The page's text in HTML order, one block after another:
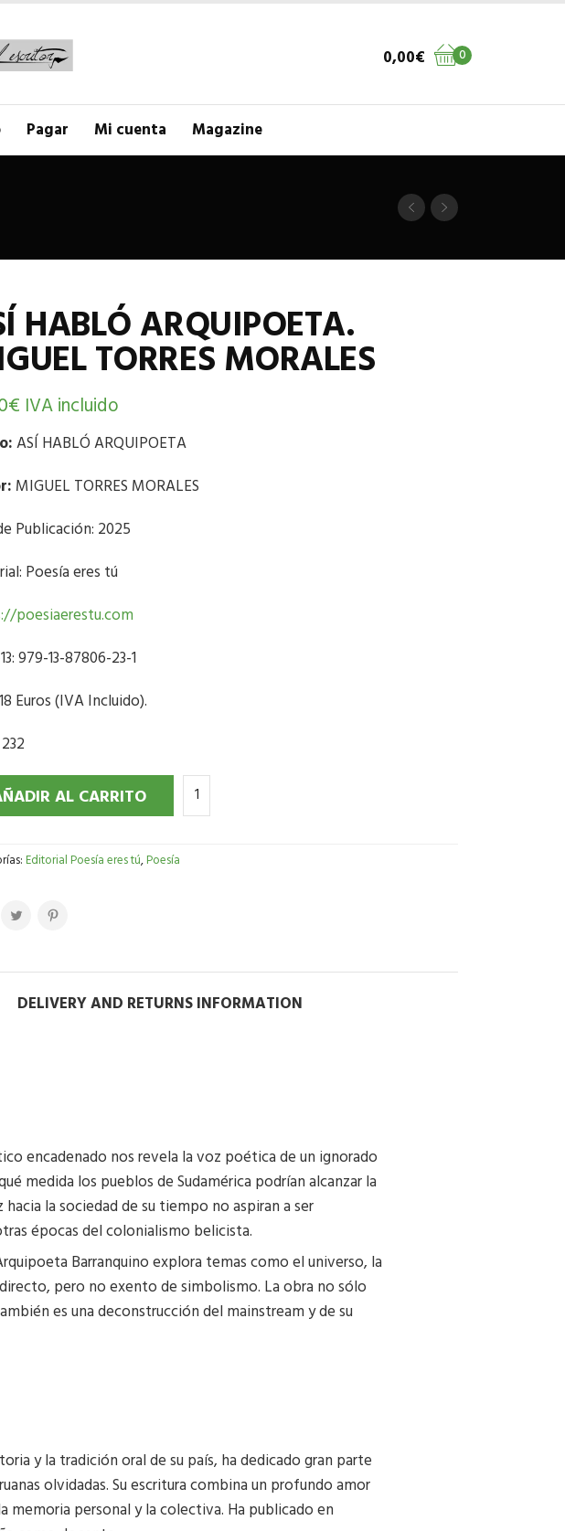
0
0,00€
Pagar Mi cuenta Magazine
HABLÓ ARQUIPOETA.
TORRES MORALES
€ IVA incluido
ASÍ HABLÓ ARQUIPOETA
MIGUEL TORRES MORALES
Publicación: 2025
Poesía eres tú
poesiaerestu.com
979-13-87806-23-1
Euros (IVA Incluido).
AL CARRITO
Editorial Poesía eres tú,Poesía
DELIVERY AND RETURNS INFORMATION
encadenado nos revela la voz poética de un ignorado
medida los pueblos de Sudamérica podrían alcanzar la
la sociedad de su tiempo no aspiran a ser
épocas del colonialismo belicista.
Barranquino explora temas como el universo, la
pero no exento de simbolismo. La obra no sólo
es una deconstrucción del mainstream y de su
y la tradición oral de su país, ha dedicado gran parte
olvidadas. Su escritura combina un profundo amor
personal y la colectiva. Ha publicado en